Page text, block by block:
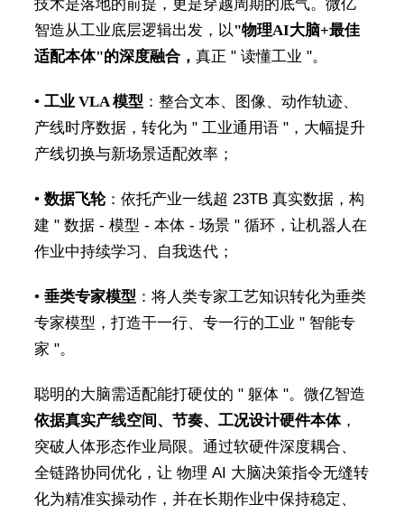
技术是落地的前提，更是穿越周期的底气。微亿
智造从工业底层逻辑出发，以"物理AI大脑+最佳
适配本体"的深度融合， 真正 " 读懂工业 "。
• 工业 VLA模型 ：整合文本、图像、动作轨迹、
产线时序数据，转化为 " 工业通用语 "，大幅提升
产线切换与新场景适配效率；
• 数据飞轮：依托产业一线超 23TB 真实数据，构
建 " 数据 - 模型 - 本体 - 场景 " 循环，让机器人在
作业中持续学习、自我迭代；
• 垂类专家模型 ：将人类专家工艺知识转化为垂类
专家模型，打造干一行、专一行的工业 " 智能专
家 "。
聪明的大脑需适配能打硬仗的 " 躯体 "。微亿智造
依据真实产线空间、节奏、工况设计硬件本体，
突破人体形态作业局限。通过软硬件深度耦合、
全链路协同优化，让 物理 AI 大脑决策指令无缝转
化为精准实操动作，并在长期作业中保持稳定、